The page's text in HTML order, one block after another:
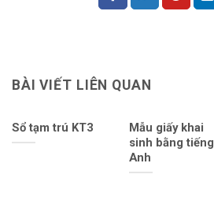
BÀI VIẾT LIÊN QUAN
Sổ tạm trú KT3
Mẫu giấy khai
sinh bằng tiếng
Anh